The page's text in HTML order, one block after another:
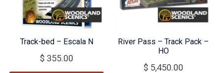
Track-bed – Escala N
$ 355.00
River Pass – Track Pack –
HO
$ 5,450.00